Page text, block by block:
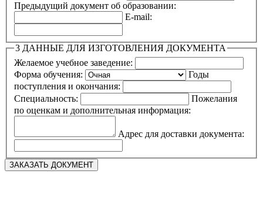
Предыдущий документ об образовании:
E-mail:
3 ДАННЫЕ ДЛЯ ИЗГОТОВЛЕНИЯ ДОКУМЕНТА
Желаемое учебное заведение:
Форма обучения:
Годы
поступления и окончания:
Специальность:
Пожелания
по оценкам и дополнительная информация:
Адрес для доставки документа: